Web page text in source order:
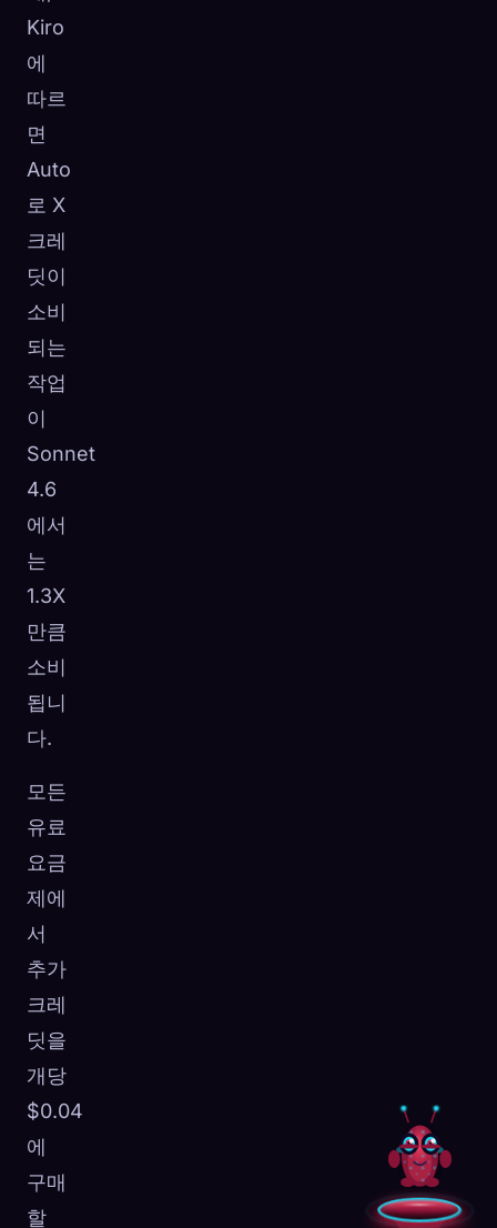
Kiro
에
따르
면
Auto
로 X
크레
딧이
소비
되는
작업
이
Sonnet
4.6
에서
는
1.3X
만큼
소비
됩니
다.
모든
유료
요금
제에
서
추가
크레
딧을
개당
$0.04
에
구매
할